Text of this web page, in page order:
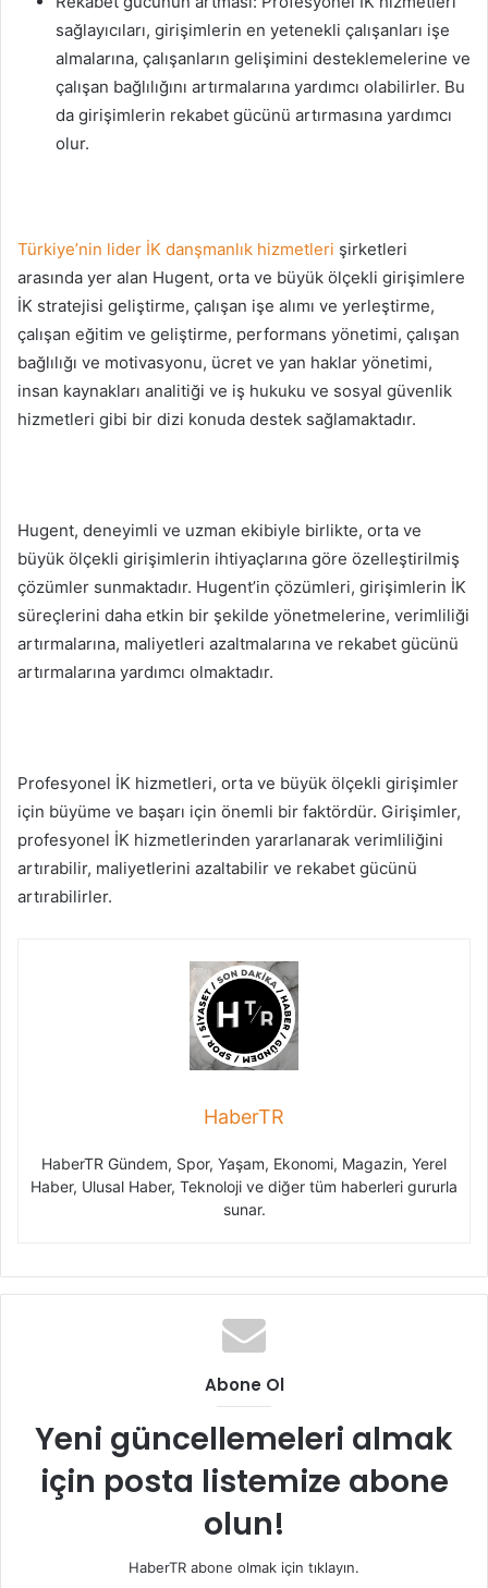
sağlayıcıları, girişimlerin en yetenekli çalışanları işe
almalarına, çalışanların gelişimini desteklemelerine ve
çalışan bağlılığını artırmalarına yardımcı olabilirler. Bu
da girişimlerin rekabet gücünü artırmasına yardımcı
olur.
Türkiye’nin lider İK danşmanlık hizmetleri şirketleri
arasında yer alan Hugent, orta ve büyük ölçekli girişimlere
İK stratejisi geliştirme, çalışan işe alımı ve yerleştirme,
çalışan eğitim ve geliştirme, performans yönetimi, çalışan
bağlılığı ve motivasyonu, ücret ve yan haklar yönetimi,
insan kaynakları analitiği ve iş hukuku ve sosyal güvenlik
hizmetleri gibi bir dizi konuda destek sağlamaktadır.
Hugent, deneyimli ve uzman ekibiyle birlikte, orta ve
büyük ölçekli girişimlerin ihtiyaçlarına göre özelleştirilmiş
çözümler sunmaktadır. Hugent’in çözümleri, girişimlerin İK
süreçlerini daha etkin bir şekilde yönetmelerine, verimliliği
artırmalarına, maliyetleri azaltmalarına ve rekabet gücünü
artırmalarına yardımcı olmaktadır.
Profesyonel İK hizmetleri, orta ve büyük ölçekli girişimler
için büyüme ve başarı için önemli bir faktördür. Girişimler,
profesyonel İK hizmetlerinden yararlanarak verimliliğini
artırabilir, maliyetlerini azaltabilir ve rekabet gücünü
artırabilirler.
HaberTR
HaberTR Gündem, Spor, Yaşam, Ekonomi, Magazin, Yerel
Haber, Ulusal Haber, Teknoloji ve diğer tüm haberleri gururla
sunar.
Abone Ol
Yeni güncellemeleri almak
için posta listemize abone
olun!
HaberTR abone olmak için tıklayın.